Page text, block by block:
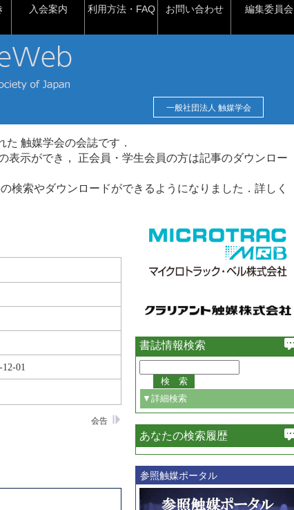
入会案内 利用方法・FAQ お問い合わせ 編集委員会
一般社団法人 触媒学会
触媒学会の会誌です．
表示ができ， 正会員・学生会員の方は記事のダウンロー
検索やダウンロードができるようになりました．詳しく
12-01
会告
書誌情報検索
▼詳細検索
必ず含む
巻・号指定
巻
号
あなたの検索履歴
参照触媒ポータル